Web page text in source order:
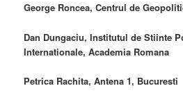
George Roncea, Centrul de
Dan Dungaciu, Institutul de Stiinte
Internationale, Academia Romana
Petrica Rachita, Antena 1, Bucuresti